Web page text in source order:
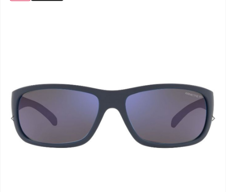
Previous